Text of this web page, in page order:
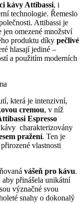
kávy Attibassi, i
technologie. Řemeslo
Attibassi je
omezené množství
produktu díky pečlivé
hlasají jediné –
a použitím moderních
která je intenzivní,
cremou, v níž
Espresso
charakterizovány
pražení. Ten je
vlastnosti
vášeň pro kávu.
aby přinášela unikátní
význačné svou
snahy o dokonalý